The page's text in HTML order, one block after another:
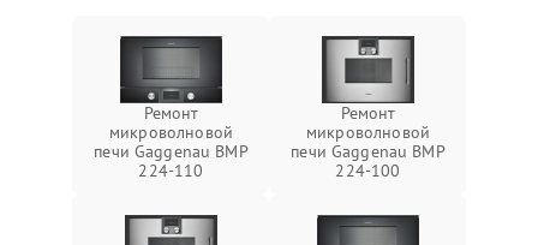
Ремонт
микроволновой
печи Gaggenau BMP
224-110
Ремонт
микроволновой
печи Gaggenau BMP
224-100